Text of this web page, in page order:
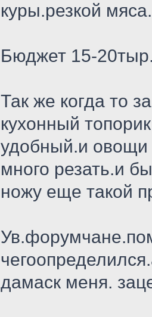
куры.резкой
Бюджет 15-
Так же когда то
кухонный
удобный.и овощи
много резать.и
ножу еще такой
дамаск меня.